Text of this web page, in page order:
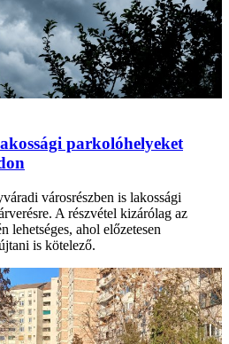
parkolóhelyeket
városrészben is lakossági
A részvétel kizárólag az
lehetséges, ahol előzetesen
is kötelező.